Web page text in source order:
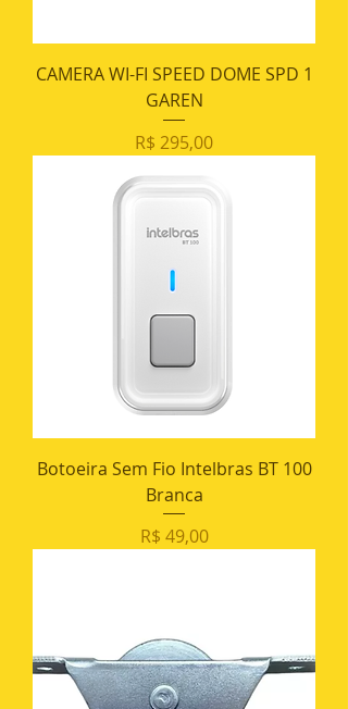
CAMERA WI-FI SPEED DOME SPD 1
GAREN
Preço
R$ 295,00
Botoeira Sem Fio Intelbras BT 100
Branca
Preço
R$ 49,00